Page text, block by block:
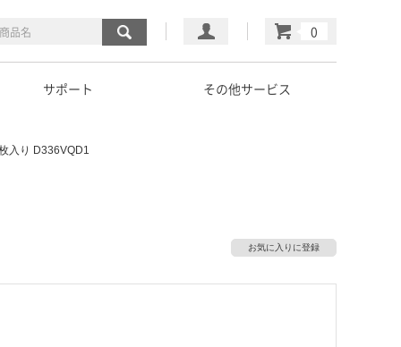
マイページ
カート
サポート その他サービス
入り D336VQD1
お気に入りに登録